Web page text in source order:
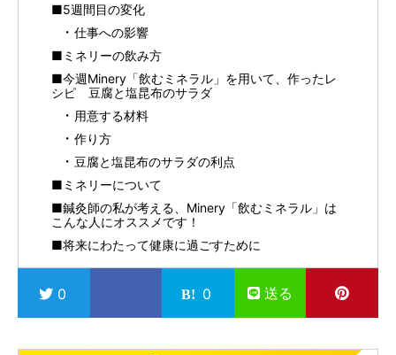
■5週間目の変化
仕事への影響
■ミネリーの飲み方
■今週Minery「飲むミネラル」を用いて、作ったレ
シピ 豆腐と塩昆布のサラダ
用意する材料
作り方
豆腐と塩昆布のサラダの利点
■ミネリーについて
■鍼灸師の私が考える、Minery「飲むミネラル」は
こんな人にオススメです！
■将来にわたって健康に過ごすために
0 0 送る